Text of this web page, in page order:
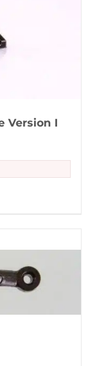
Version I